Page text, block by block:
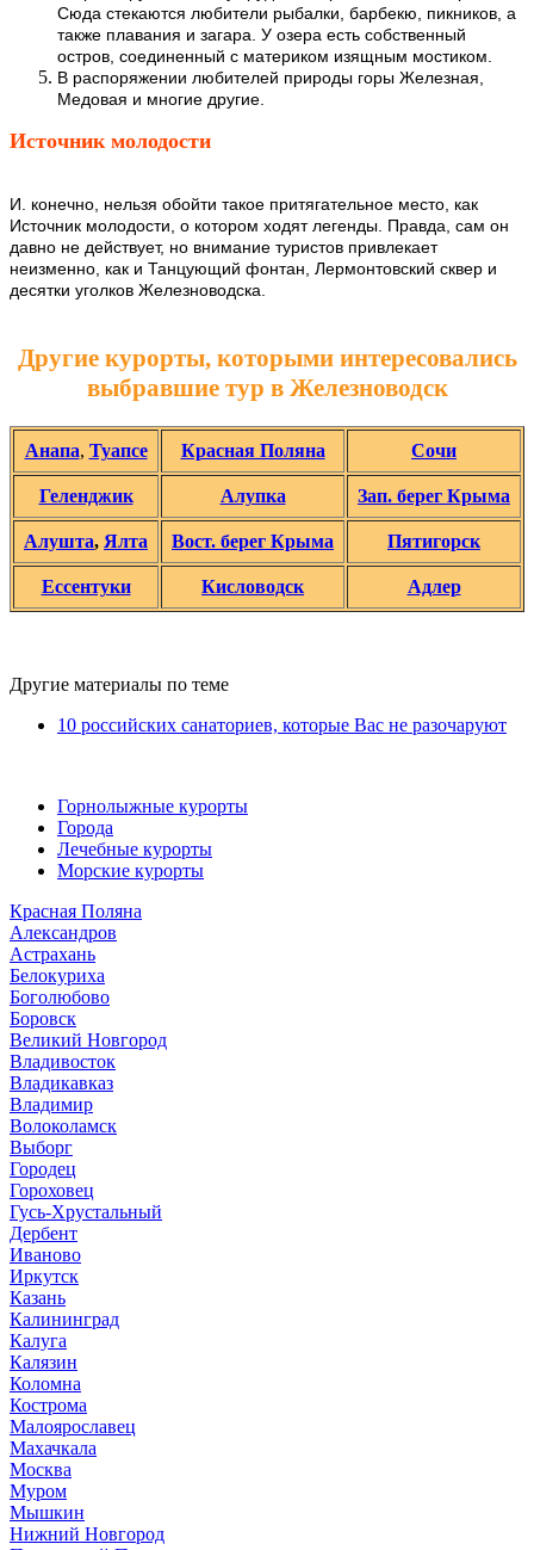
Сюда стекаются любители рыбалки, барбекю, пикников, а
также плавания и загара. У озера есть собственный
остров, соединенный с материком изящным мостиком.
В распоряжении любителей природы горы Железная,
Медовая и многие другие.
Источник молодости
И. конечно, нельзя обойти такое притягательное место, как
Источник молодости, о котором ходят легенды. Правда, сам он
давно не действует, но внимание туристов привлекает
неизменно, как и Танцующий фонтан, Лермонтовский сквер и
десятки уголков Железноводска.
Другие курорты, которыми интересовались
выбравшие тур в Железноводск
Анапа, Туапсе Красная Поляна Сочи
Геленджик Алупка Зап. берег Крыма
Алушта, Ялта Вост. берег Крыма Пятигорск
Ессентуки Кисловодск Адлер
Другие материалы по теме
10 российских санаториев, которые Вас не разочаруют
Горнолыжные курорты
Города
Лечебные курорты
Морские курорты
Красная Поляна
Александров
Астрахань
Белокуриха
Боголюбово
Боровск
Великий Новгород
Владивосток
Владикавказ
Владимир
Волоколамск
Выборг
Городец
Гороховец
Гусь-Хрустальный
Дербент
Иваново
Иркутск
Казань
Калининград
Калуга
Калязин
Коломна
Кострома
Малоярославец
Махачкала
Москва
Муром
Мышкин
Нижний Новгород